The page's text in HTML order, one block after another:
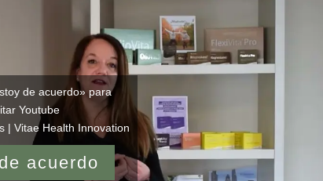
de acuerdo» para
Youtube
| Vitae Health Innovation
acuerdo